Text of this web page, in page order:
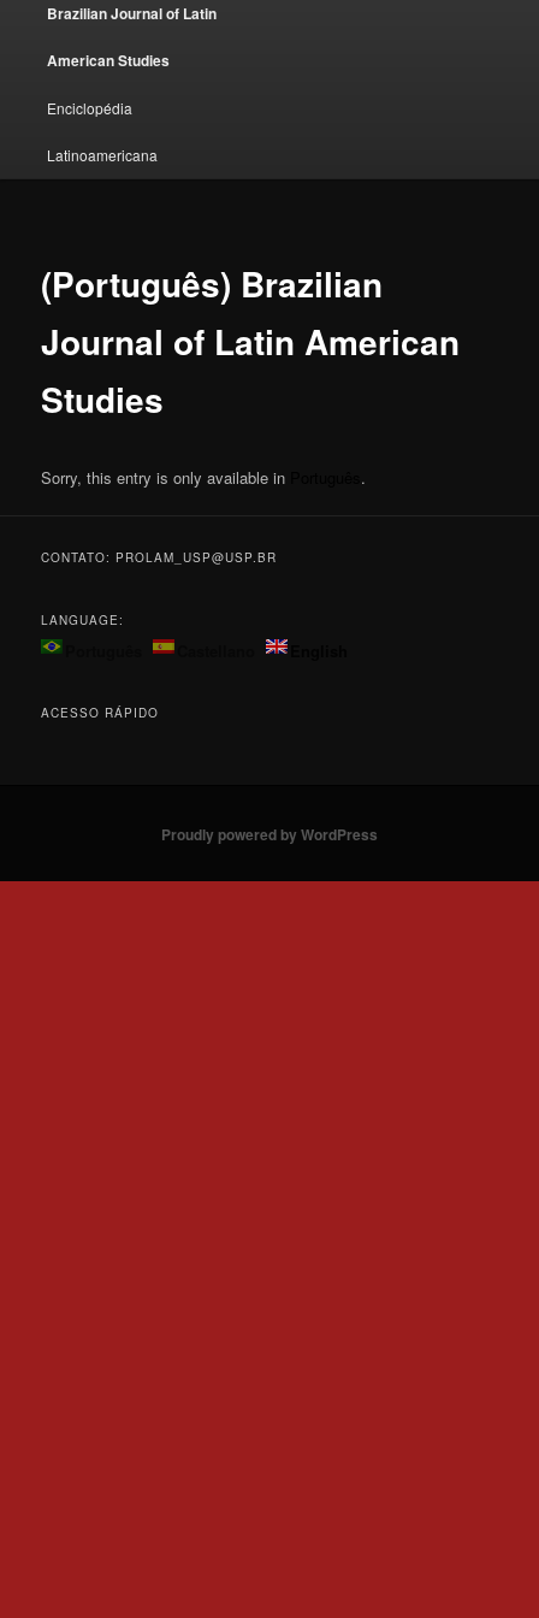
Brazilian Journal of Latin
American Studies
Enciclopédia
Latinoamericana
(Português) Brazilian
Journal of Latin American
Studies
Sorry, this entry is only available in .
CONTATO: PROLAM_USP@USP.BR
LANGUAGE:
ACESSO RÁPIDO
Proudly powered by WordPress